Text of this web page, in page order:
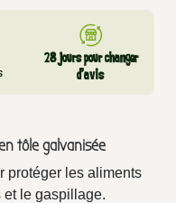
28 jours pour changer
d’avis
tôle galvanisée
protéger les aliments
le gaspillage.